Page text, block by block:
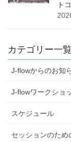
ト
カテゴリー一覧
J-flowからのお知
J-flowワークショ
スケジュール
セッションのため